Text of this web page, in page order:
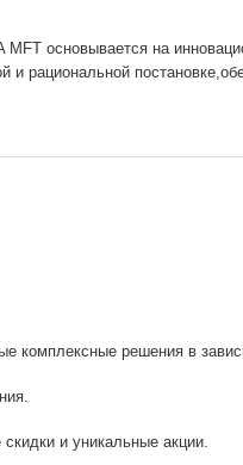
основывается на
и рациональной
решения в
и уникальные акции.